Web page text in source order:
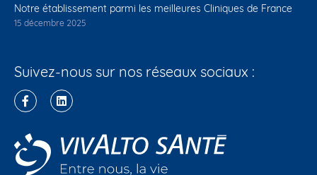
Notre établissement parmi les meilleures Cliniques de France
15 décembre 2025
Suivez-nous sur nos réseaux sociaux :